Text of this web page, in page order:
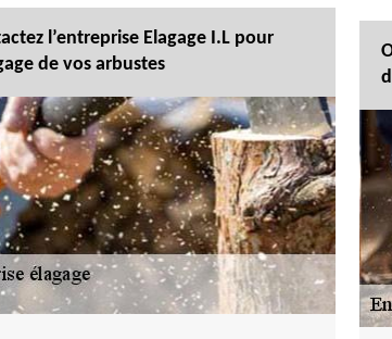
l’entreprise Elagage I.L pour
de vos arbustes